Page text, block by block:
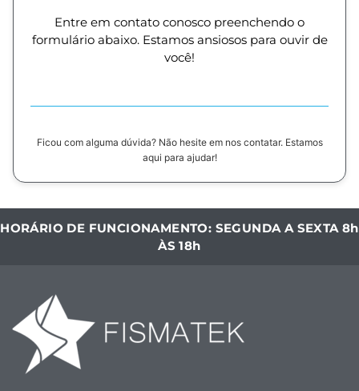
Entre em contato conosco preenchendo o
formulário abaixo. Estamos ansiosos para ouvir de
você!
Ficou com alguma dúvida? Não hesite em nos contatar. Estamos
aqui para ajudar!
HORÁRIO DE FUNCIONAMENTO: SEGUNDA A SEXTA 8h
ÀS 18h